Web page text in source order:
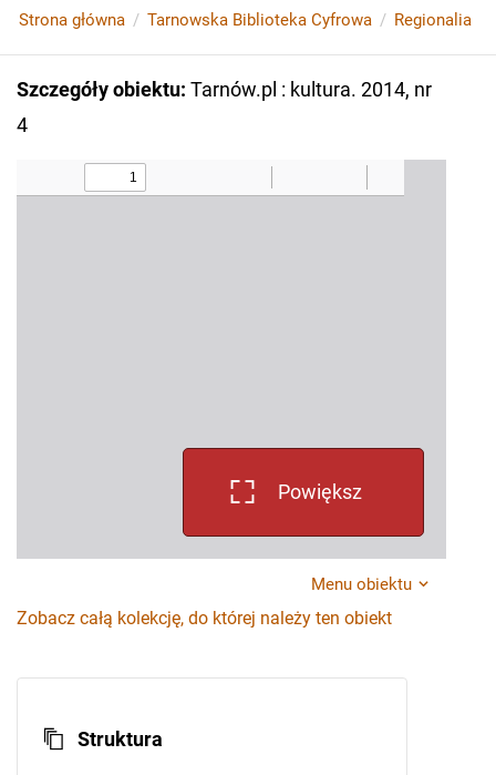
Strona główna Tarnowska Biblioteka Cyfrowa Regionalia
Szczegóły obiektu: Tarnów.pl : kultura. 2014, nr
4
Powiększ
Menu obiektu
Zobacz całą kolekcję, do której należy ten obiekt
Struktura